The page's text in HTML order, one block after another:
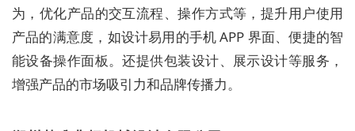
为，优化产品的交互流程、操作方式等，提升用户使用
产品的满意度，如设计易用的手机 APP 界面、便捷的智
能设备操作面板。还提供包装设计、展示设计等服务，
增强产品的市场吸引力和品牌传播力。